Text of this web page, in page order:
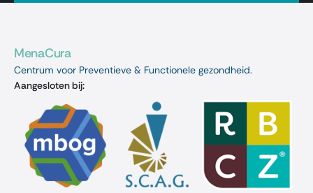
MenaCura
Centrum voor Preventieve & Functionele gezondheid.
Aangesloten bij: